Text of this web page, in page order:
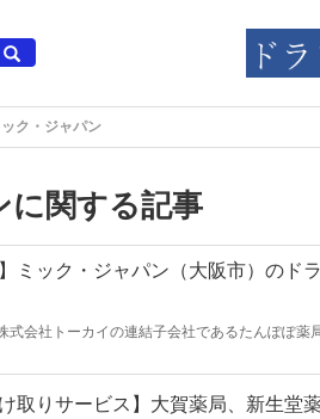
ック・ジャパン
に関する記事
ミック・ジャパン（大阪市）のド
式会社トーカイの連結子会社であるたんぽぽ
パン（大阪市）との間で、ミック・ジャパンが
取りサービス】大賀薬局、新生堂